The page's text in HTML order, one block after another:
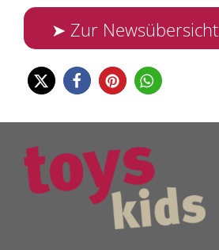
➤ Zur Newsübersicht